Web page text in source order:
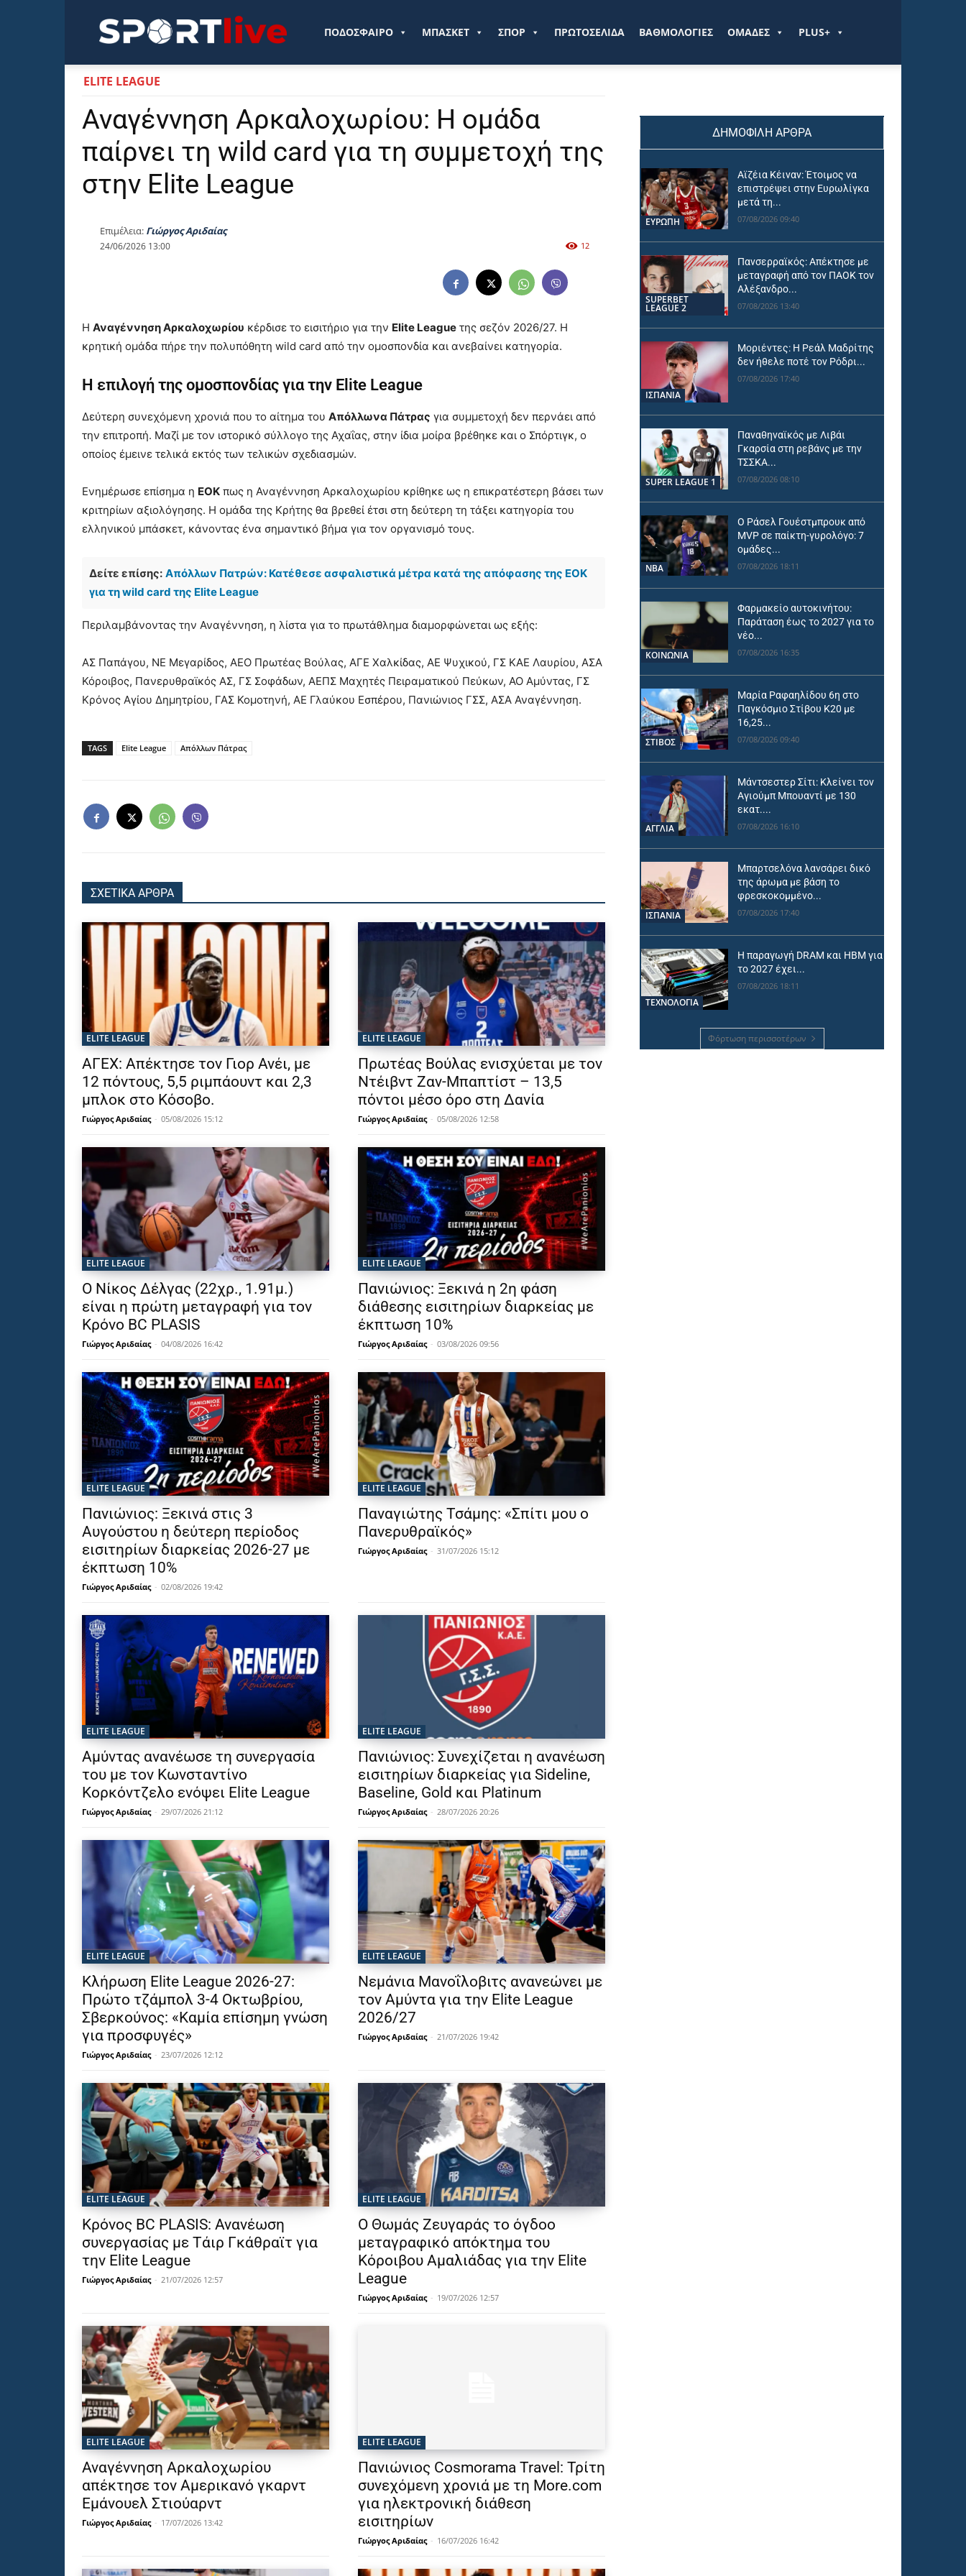
Sportlive.grΠΟΔΟΣΦΑΙΡΟ ΜΠΑΣΚΕΤ ΣΠΟΡ ΠΡΩΤΟΣΕΛΙΔΑ ΒΑΘΜΟΛΟΓΙΕΣ ΟΜΑΔΕΣ PLUS+
ELITE LEAGUE
Αναγέννηση Αρκαλοχωρίου: Η ομάδα
παίρνει τη wild card για τη συμμετοχή της
στην Elite League
Επιμέλεια: Γιώργος Αριδαίας
24/06/2026 13:00 12
Η Αναγέννηση Αρκαλοχωρίου κέρδισε το εισιτήριο για την Elite League της σεζόν 2026/27. Η
κρητική ομάδα πήρε την πολυπόθητη wild card από την ομοσπονδία και ανεβαίνει κατηγορία.
Η επιλογή της ομοσπονδίας για την Elite League
Δεύτερη συνεχόμενη χρονιά που το αίτημα του Απόλλωνα Πάτρας για συμμετοχή δεν περνάει από
την επιτροπή. Μαζί με τον ιστορικό σύλλογο της Αχαΐας, στην ίδια μοίρα βρέθηκε και ο Σπόρτιγκ, ο
οποίος έμεινε τελικά εκτός των τελικών σχεδιασμών.
Ενημέρωσε επίσημα η ΕΟΚ πως η Αναγέννηση Αρκαλοχωρίου κρίθηκε ως η επικρατέστερη βάσει των
κριτηρίων αξιολόγησης. Η ομάδα της Κρήτης θα βρεθεί έτσι στη δεύτερη τη τάξει κατηγορία του
ελληνικού μπάσκετ, κάνοντας ένα σημαντικό βήμα για τον οργανισμό τους.
Δείτε επίσης: Απόλλων Πατρών: Κατέθεσε ασφαλιστικά μέτρα κατά της απόφασης της ΕΟΚ
για τη wild card της Elite League
Περιλαμβάνοντας την Αναγέννηση, η λίστα για το πρωτάθλημα διαμορφώνεται ως εξής:
ΑΣ Παπάγου, ΝΕ Μεγαρίδος, ΑΕΟ Πρωτέας Βούλας, ΑΓΕ Χαλκίδας, ΑΕ Ψυχικού, ΓΣ ΚΑΕ Λαυρίου, ΑΣΑ
Κόροιβος, Πανερυθραϊκός ΑΣ, ΓΣ Σοφάδων, ΑΕΠΣ Μαχητές Πειραματικού Πεύκων, ΑΟ Αμύντας, ΓΣ
Κρόνος Αγίου Δημητρίου, ΓΑΣ Κομοτηνή, ΑΕ Γλαύκου Εσπέρου, Πανιώνιος ΓΣΣ, ΑΣΑ Αναγέννηση.
TAGS Elite League Απόλλων Πάτρας
ΣΧΕΤΙΚΑ ΑΡΘΡΑ
ELITE LEAGUE
ΑΓΕΧ: Απέκτησε τον Γιορ Ανέι, με
12 πόντους, 5,5 ριμπάουντ και 2,3
μπλοκ στο Κόσοβο.
Γιώργος Αριδαίας - 05/08/2026 15:12
ELITE LEAGUE
Πρωτέας Βούλας ενισχύεται με τον
Ντέιβντ Ζαν-Μπαπτίστ – 13,5
πόντοι μέσο όρο στη Δανία
Γιώργος Αριδαίας - 05/08/2026 12:58
ELITE LEAGUE
Ο Νίκος Δέλγας (22χρ., 1.91μ.)
είναι η πρώτη μεταγραφή για τον
Κρόνο BC PLASIS
Γιώργος Αριδαίας - 04/08/2026 16:42
ELITE LEAGUE
Πανιώνιος: Ξεκινά η 2η φάση
διάθεσης εισιτηρίων διαρκείας με
έκπτωση 10%
Γιώργος Αριδαίας - 03/08/2026 09:56
ELITE LEAGUE
Πανιώνιος: Ξεκινά στις 3
Αυγούστου η δεύτερη περίοδος
εισιτηρίων διαρκείας 2026-27 με
έκπτωση 10%
Γιώργος Αριδαίας - 02/08/2026 19:42
ELITE LEAGUE
Παναγιώτης Τσάμης: «Σπίτι μου ο
Πανερυθραϊκός»
Γιώργος Αριδαίας - 31/07/2026 15:12
ELITE LEAGUE
Αμύντας ανανέωσε τη συνεργασία
του με τον Κωνσταντίνο
Κορκόντζελο ενόψει Elite League
Γιώργος Αριδαίας - 29/07/2026 21:12
ELITE LEAGUE
Πανιώνιος: Συνεχίζεται η ανανέωση
εισιτηρίων διαρκείας για Sideline,
Baseline, Gold και Platinum
Γιώργος Αριδαίας - 28/07/2026 20:26
ELITE LEAGUE
Κλήρωση Elite League 2026-27:
Πρώτο τζάμπολ 3-4 Οκτωβρίου,
Σβερκούνος: «Καμία επίσημη γνώση
για προσφυγές»
Γιώργος Αριδαίας - 23/07/2026 12:12
ELITE LEAGUE
Νεμάνια Μανοΐλοβιτς ανανεώνει με
τον Αμύντα για την Elite League
2026/27
Γιώργος Αριδαίας - 21/07/2026 19:42
ELITE LEAGUE
Κρόνος BC PLASIS: Ανανέωση
συνεργασίας με Τάιρ Γκάθραϊτ για
την Elite League
Γιώργος Αριδαίας - 21/07/2026 12:57
ELITE LEAGUE
Ο Θωμάς Ζευγαράς το όγδοο
μεταγραφικό απόκτημα του
Κόροιβου Αμαλιάδας για την Elite
League
Γιώργος Αριδαίας - 19/07/2026 12:57
ELITE LEAGUE
Αναγέννηση Αρκαλοχωρίου
απέκτησε τον Αμερικανό γκαρντ
Εμάνουελ Στιούαρντ
Γιώργος Αριδαίας - 17/07/2026 13:42
ELITE LEAGUE
Πανιώνιος Cosmorama Travel: Τρίτη
συνεχόμενη χρονιά με τη More.com
για ηλεκτρονική διάθεση
εισιτηρίων
Γιώργος Αριδαίας - 16/07/2026 16:42
ΔΗΜΟΦΙΛΗ ΑΡΘΡΑ
ΕΥΡΩΠΗ
Αϊζέια Κέιναν: Έτοιμος να
επιστρέψει στην Ευρωλίγκα
μετά τη...
07/08/2026 09:40
SUPERBET
LEAGUE 2
Πανσερραϊκός: Απέκτησε με
μεταγραφή από τον ΠΑΟΚ τον
Αλέξανδρο...
07/08/2026 13:40
ΙΣΠΑΝΙΑ
Μοριέντες: Η Ρεάλ Μαδρίτης
δεν ήθελε ποτέ τον Ρόδρι...
07/08/2026 17:40
SUPER LEAGUE 1
Παναθηναϊκός με Λιβάι
Γκαρσία στη ρεβάνς με την
ΤΣΣΚΑ...
07/08/2026 08:10
NBA
Ο Ράσελ Γουέστμπρουκ από
MVP σε παίκτη-γυρολόγο: 7
ομάδες...
07/08/2026 18:11
ΚΟΙΝΩΝΙΑ
Φαρμακείο αυτοκινήτου:
Παράταση έως το 2027 για το
νέο...
07/08/2026 16:35
ΣΤΙΒΟΣ
Μαρία Ραφαηλίδου 6η στο
Παγκόσμιο Στίβου Κ20 με
16,25...
07/08/2026 09:40
ΑΓΓΛΙΑ
Μάντσεστερ Σίτι: Κλείνει τον
Αγιούμπ Μπουαντί με 130
εκατ....
07/08/2026 16:10
ΙΣΠΑΝΙΑ
Μπαρτσελόνα λανσάρει δικό
της άρωμα με βάση το
φρεσκοκομμένο...
07/08/2026 17:40
ΤΕΧΝΟΛΟΓΙΑ
Η παραγωγή DRAM και HBM για
το 2027 έχει...
07/08/2026 18:11
Φόρτωση περισσοτέρων